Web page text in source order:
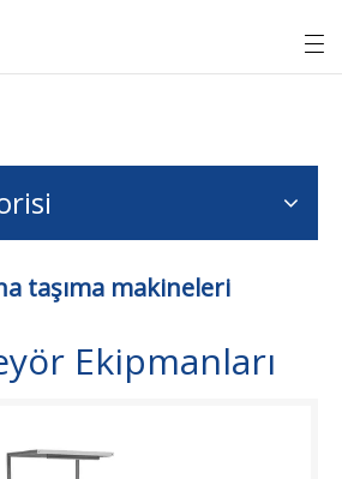
taşıma makineleri
Ekipmanları